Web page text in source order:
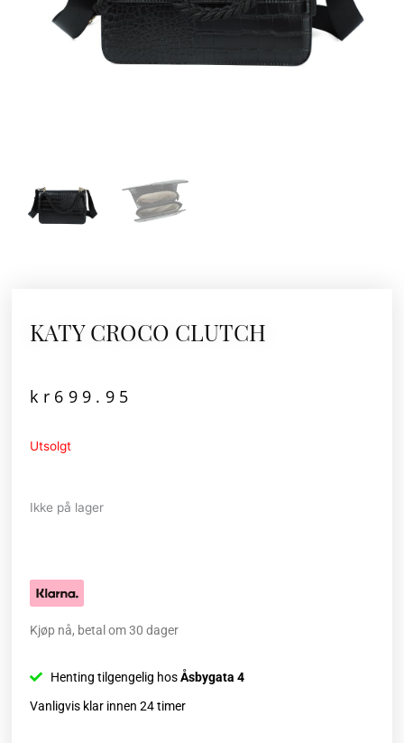
KATY CROCO CLUTCH
kr 699.95
Utsolgt
Ikke på lager
Kjøp nå, betal om 30 dager
Henting tilgengelig hosÅsbygata 4
Vanligvis klar innen 24 timer